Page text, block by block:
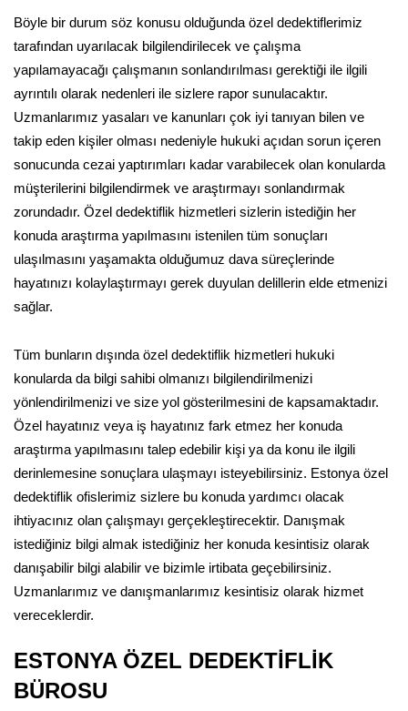
Böyle bir durum söz konusu olduğunda özel dedektiflerimiz
tarafından uyarılacak bilgilendirilecek ve çalışma
yapılamayacağı çalışmanın sonlandırılması gerektiği ile ilgili
ayrıntılı olarak nedenleri ile sizlere rapor sunulacaktır.
Uzmanlarımız yasaları ve kanunları çok iyi tanıyan bilen ve
takip eden kişiler olması nedeniyle hukuki açıdan sorun içeren
sonucunda cezai yaptırımları kadar varabilecek olan konularda
müşterilerini bilgilendirmek ve araştırmayı sonlandırmak
zorundadır. Özel dedektiflik hizmetleri sizlerin istediğin her
konuda araştırma yapılmasını istenilen tüm sonuçları
ulaşılmasını yaşamakta olduğumuz dava süreçlerinde
hayatınızı kolaylaştırmayı gerek duyulan delillerin elde etmenizi
sağlar.
Tüm bunların dışında özel dedektiflik hizmetleri hukuki
konularda da bilgi sahibi olmanızı bilgilendirilmenizi
yönlendirilmenizi ve size yol gösterilmesini de kapsamaktadır.
Özel hayatınız veya iş hayatınız fark etmez her konuda
araştırma yapılmasını talep edebilir kişi ya da konu ile ilgili
derinlemesine sonuçlara ulaşmayı isteyebilirsiniz. Estonya özel
dedektiflik ofislerimiz sizlere bu konuda yardımcı olacak
ihtiyacınız olan çalışmayı gerçekleştirecektir. Danışmak
istediğiniz bilgi almak istediğiniz her konuda kesintisiz olarak
danışabilir bilgi alabilir ve bizimle irtibata geçebilirsiniz.
Uzmanlarımız ve danışmanlarımız kesintisiz olarak hizmet
vereceklerdir.
ESTONYA ÖZEL DEDEKTİFLİK
BÜROSU